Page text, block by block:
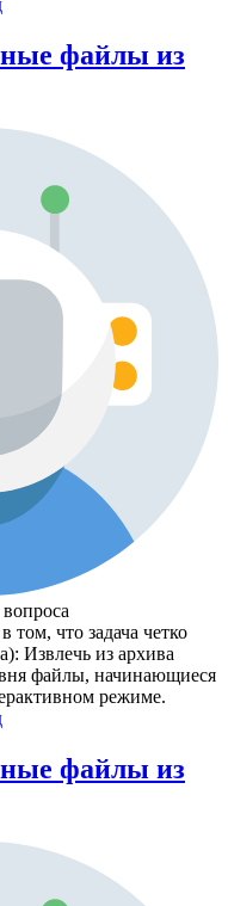
файлы из
том, что задача четко
Извлечь из архива
файлы, начинающиеся
режиме.
файлы из